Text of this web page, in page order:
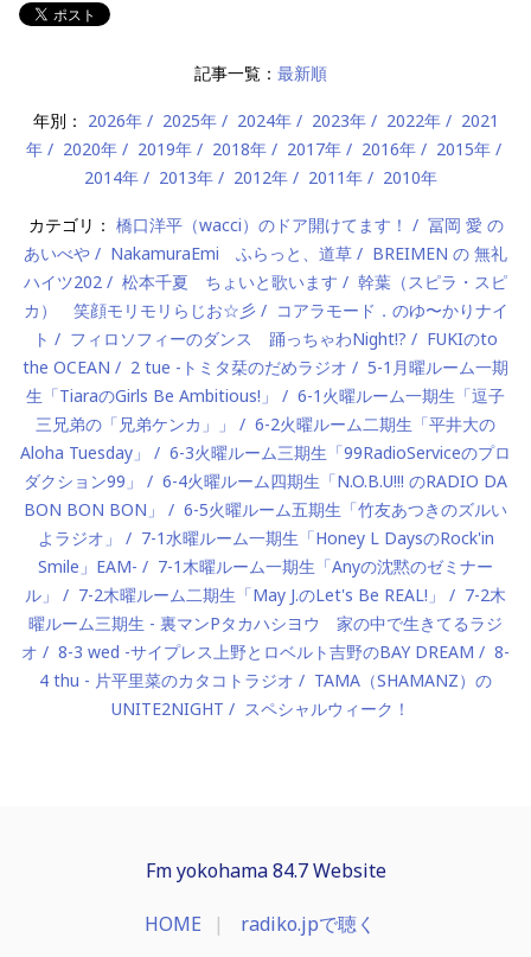
記事一覧： 最新順
年別： 2026年 2025年 2024年 2023年 2022年
2021
年
2020年 2019年 2018年 2017年 2016年
2015年
2014年
2013年 2012年 2011年 2010年
カテゴリ： 橋口洋平（wacci）のドア開けてます！
冨岡 愛 の
あいべや
NakamuraEmi ふらっと、道草
BREIMEN の 無礼
ハイツ202
松本千夏 ちょいと歌います
幹葉（スピラ・スピ
カ） 笑顔モリモリらじお☆彡
コアラモード．のゆ〜かりナイ
ト
フィロソフィーのダンス 踊っちゃわNight!?
FUKIのto
the OCEAN
2 tue -トミタ栞のだめラジオ
5-1月曜ルーム一期
生「TiaraのGirls Be Ambitious!」
6-1火曜ルーム一期生「逗子
三兄弟の「兄弟ケンカ」」
6-2火曜ルーム二期生「平井大の
Aloha Tuesday」
6-3火曜ルーム三期生「99RadioServiceのプロ
ダクション99」
6-4火曜ルーム四期生「N.O.B.U!!! のRADIO DA
BON BON BON」
6-5火曜ルーム五期生「竹友あつきのズルい
よラジオ」
7-1水曜ルーム一期生「Honey L DaysのRock'in
Smile」EAM-
7-1木曜ルーム一期生「Anyの沈黙のゼミナー
ル」
7-2木曜ルーム二期生「May J.のLet's Be REAL!」
7-2木
曜ルーム三期生 - 裏マンPタカハシヨウ 家の中で生きてるラジ
オ
8-3 wed -サイプレス上野とロベルト吉野のBAY DREAM
8-
4 thu - 片平里菜のカタコトラジオ
TAMA（SHAMANZ）の
UNITE2NIGHT
スペシャルウィーク！
Fm yokohama 84.7 Website
HOME radiko.jpで聴く